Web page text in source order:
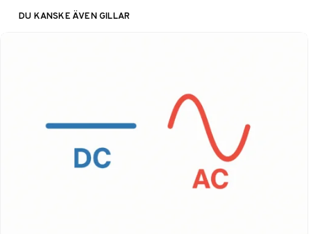
DU KANSKE ÄVEN GILLAR